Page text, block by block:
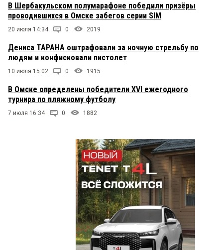
В Шербакульском полумарафоне победили призёры
проводившихся в Омске забегов серии SIM
20 июля 14:34 0 2019
Дениса ТАРАНА оштрафовали за ночную стрельбу по
людям и конфисковали пистолет
10 июля 15:02 0 1915
В Омске определены победители XVI ежегодного
турнира по пляжному футболу
7 июля 16:34 0 1882